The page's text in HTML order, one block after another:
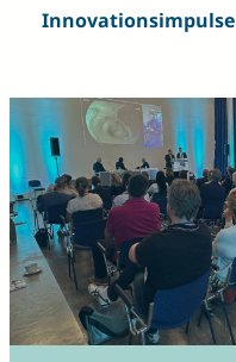
Innovationsimpulse